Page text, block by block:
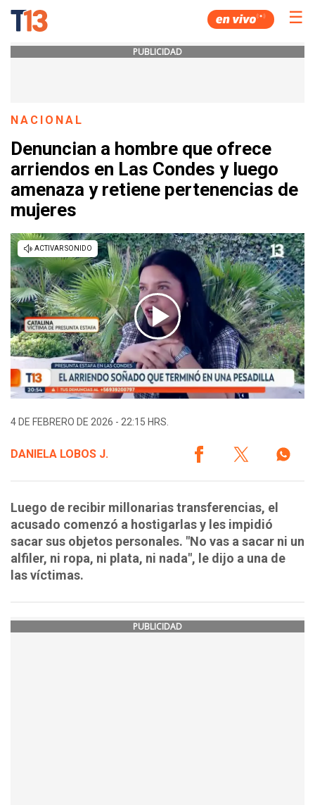
☰
PUBLICIDAD
NACIONAL
Denuncian a hombre que ofrece
arriendos en Las Condes y luego
amenaza y retiene pertenencias de
mujeres
4 DE FEBRERO DE 2026 - 22:15 HRS.
DANIELA LOBOS J.
Luego de recibir millonarias transferencias, el
acusado comenzó a hostigarlas y les impidió
sacar sus objetos personales. "No vas a sacar ni un
alfiler, ni ropa, ni plata, ni nada", le dijo a una de
las víctimas.
PUBLICIDAD